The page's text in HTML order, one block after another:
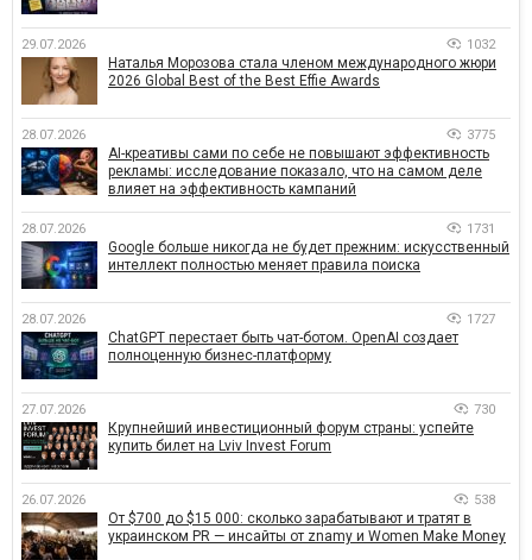
29.07.2026 1032
Наталья Морозова стала членом международного жюри
2026 Global Best of the Best Effie Awards
28.07.2026 3775
AI-креативы сами по себе не повышают эффективность
рекламы: исследование показало, что на самом деле
влияет на эффективность кампаний
28.07.2026 1731
Google больше никогда не будет прежним: искусственный
интеллект полностью меняет правила поиска
28.07.2026 1727
ChatGPT перестает быть чат-ботом. OpenAI создает
полноценную бизнес-платформу
27.07.2026 730
Крупнейший инвестиционный форум страны: успейте
купить билет на Lviv Invest Forum
26.07.2026 538
От $700 до $15 000: сколько зарабатывают и тратят в
украинском PR — инсайты от znamy и Women Make Money